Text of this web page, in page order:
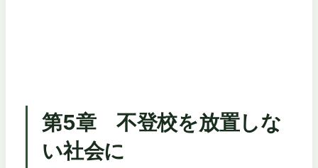
第5章 不登校を放置しな
い社会に